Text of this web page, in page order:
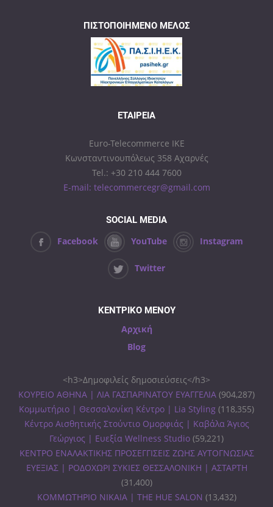
ΠΙΣΤΟΠΟΙΗΜΈΝΟ ΜΈΛΟΣ
ΕΤΑΙΡΕΊΑ
Euro-Telecommerce IKE
Κωνσταντινουπόλεως 358 Αχαρνές
Tel.: +30 210 444 7600
E-mail: telecommercegr@gmail.com
SOCIAL MEDIA
Facebook YouTube Instagram
Twitter
ΚΕΝΤΡΙΚΟ ΜΕΝΟΥ
Αρχική
Blog
<h3>Δημοφιλείς δημοσιεύσεις</h3>
ΚΟΥΡΕΙΟ ΑΘΗΝΑ | ΛΙΑ ΓΑΣΠΑΡΙΝΑΤΟΥ ΕΥΑΓΓΕΛΙΑ (904,287)
Κομμωτήριο | Θεσσαλονίκη Κέντρο | Lia Styling (118,355)
Κέντρο Αισθητικής Στούντιο Ομορφιάς | Καβάλα Άγιος
Γεώργιος | Ευεξία Wellness Studio (59,221)
ΚΕΝΤΡΟ ΕΝΑΛΑΚΤΙΚΗΣ ΠΡΟΣΕΓΓΙΣΕΙΣ ΖΩΗΣ ΑΥΤΟΓΝΩΣΙΑΣ
ΕΥΕΞΙΑΣ | ΡΟΔΟΧΩΡΙ ΣΥΚΙΕΣ ΘΕΣΣΑΛΟΝΙΚΗ | ΑΣΤΑΡΤΗ
(31,400)
ΚΟΜΜΩΤΗΡΙΟ ΝΙΚΑΙΑ | THE HUE SALON (13,432)